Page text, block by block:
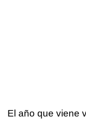
El año que viene